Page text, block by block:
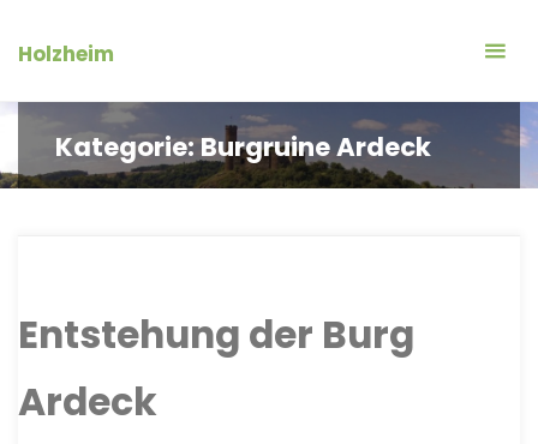
InhaltHolzheim
Kategorie:Burgruine Ardeck
Entstehung der Burg
Ardeck